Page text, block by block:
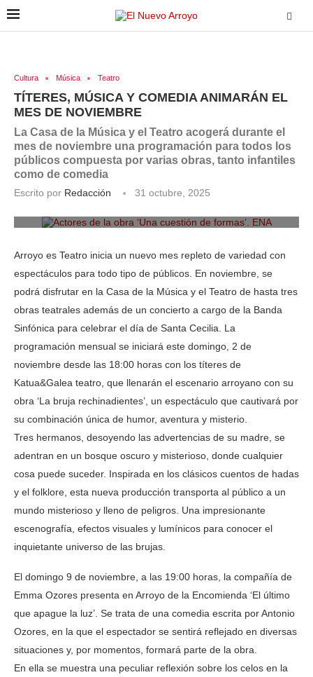
Cultura Música Teatro
TÍTERES, MÚSICA Y COMEDIA ANIMARÁN EL
MES DE NOVIEMBRE
La Casa de la Música y el Teatro acogerá durante el
mes de noviembre una programación para todos los
públicos compuesta por varias obras, tanto infantiles
como de comedia
Escrito por Redacción
31 octubre, 2025
Arroyo es Teatro inicia un nuevo mes repleto de variedad con
espectáculos para todo tipo de públicos. En noviembre, se
podrá disfrutar en la Casa de la Música y el Teatro de hasta tres
obras teatrales además de un concierto a cargo de la Banda
Sinfónica para celebrar el día de Santa Cecilia. La
programación mensual se iniciará este domingo, 2 de
noviembre desde las 18:00 horas con los títeres de
Katua&Galea teatro, que llenarán el escenario arroyano con su
obra ‘La bruja rechinadientes’, un espectáculo que cautivará por
su combinación única de humor, aventura y misterio.
Tres hermanos, desoyendo las advertencias de su madre, se
adentran en un bosque oscuro y misterioso, donde cualquier
cosa puede suceder. Inspirada en los clásicos cuentos de hadas
y el folklore, esta nueva producción transporta al público a un
mundo misterioso y lleno de peligros. Una impresionante
escenografía, efectos visuales y lumínicos para conocer el
inquietante universo de las brujas.
El domingo 9 de noviembre, a las 19:00 horas, la compañía de
Emma Ozores presenta en Arroyo de la Encomienda ‘El último
que apague la luz’. Se trata de una comedia escrita por Antonio
Ozores, en la que el espectador se sentirá reflejado en diversas
situaciones y, por momentos, formará parte de la obra.
En ella se muestra una peculiar reflexión sobre los celos en la